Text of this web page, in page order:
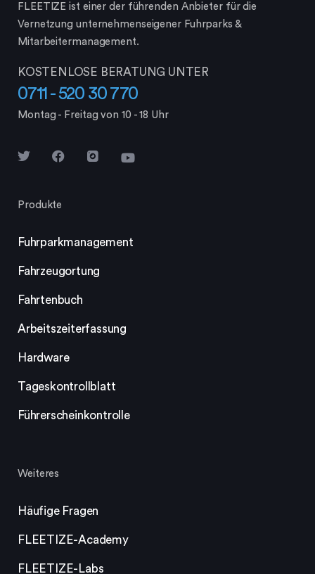
FLEETIZE ist einer der führenden Anbieter für die
Vernetzung unternehmenseigener Fuhrparks &
Mitarbeiter­management.
KOSTENLOSE BERATUNG UNTER
0711 - 520 30 770
Montag - Freitag von 10 - 18 Uhr
Produkte
Fuhrparkmanagement
Fahrzeugortung
Fahrtenbuch
Arbeitszeiterfassung
Hardware
Tageskontrollblatt
Führerscheinkontrolle
Weiteres
Häufige Fragen
FLEETIZE-Academy
FLEETIZE-Labs